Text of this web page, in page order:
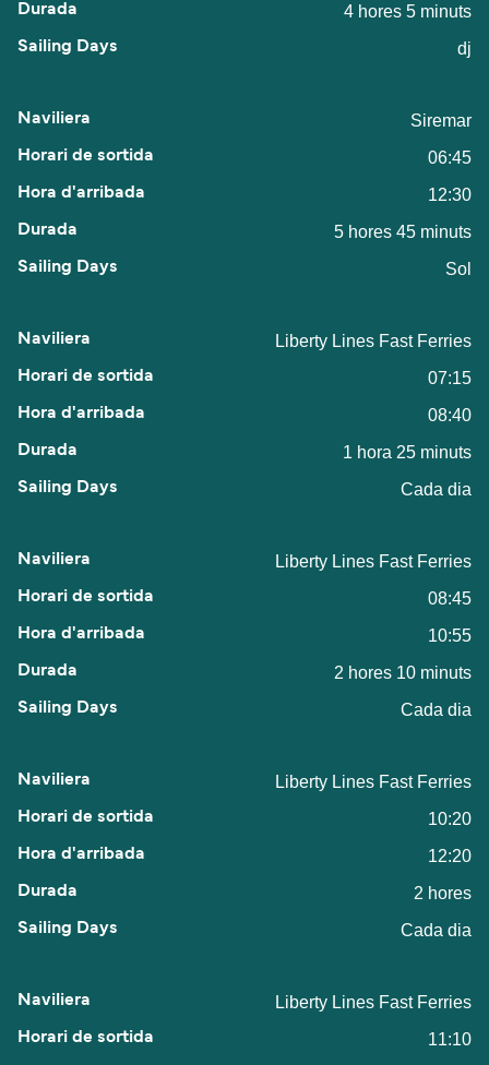
4 hores 5 minuts
dj
Siremar
06:45
12:30
5 hores 45 minuts
Sol
Liberty Lines Fast Ferries
07:15
08:40
1 hora 25 minuts
Cada dia
Liberty Lines Fast Ferries
08:45
10:55
2 hores 10 minuts
Cada dia
Liberty Lines Fast Ferries
10:20
12:20
2 hores
Cada dia
Liberty Lines Fast Ferries
11:10